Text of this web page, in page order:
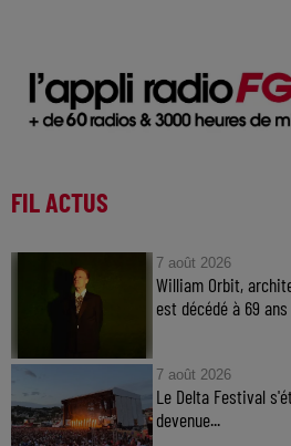
FIL ACTUS
7 août 2026
William Orbit,
est décédé à 69 ans
7 août 2026
Le Delta Festival
devenue...